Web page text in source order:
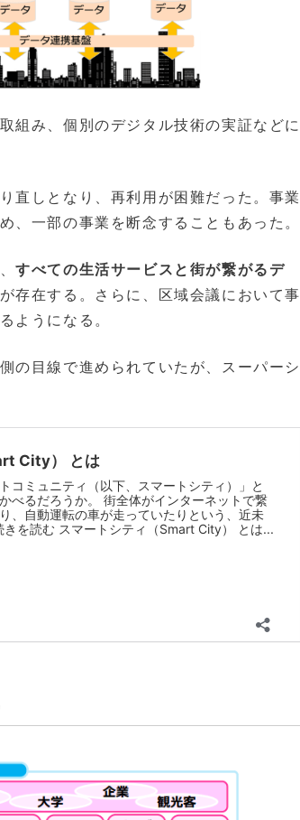
組み、個別のデジタル技術の実証などに
直しとなり、再利用が困難だった。事業
、⼀部の事業を断念することもあった。
すべての生活サービスと街が繋がるデ
存在する。さらに、区域会議において事
ようになる。
の⽬線で進められていたが、スーパーシ